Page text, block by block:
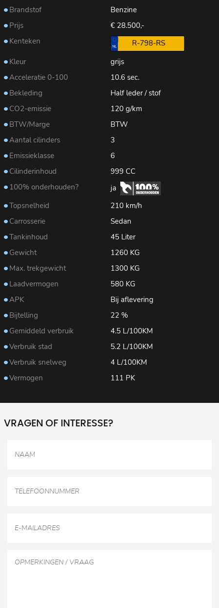
Brandstof
Benzine
Prijs
€ 28.500,-
Kenteken
R-798-RS
Kleur
grijs
Acceleratie 0-100
10.6 sec.
Bekleding
Half leder / stof
CO2-emissie
120 g/km
BTW/Marge
BTW
Aantal cilinders
3
Emissieklasse
6
Cilinderinhoud
999 CC
100% onderhouden?
ja
Topsnelheid
210 km/h
Carrosserie
Sedan
Tankinhoud
45 Liter
Gewicht
1260 KG
Max. trekgewicht
1300 KG
Laadvermogen
580 KG
APK
Bij aflevering
Bijtelling
22 %
Gemiddeld verbruik
4.5 L/100KM
Verbruik stad
5.2 L/100KM
Verbruik snelweg
4 L/100KM
Vermogen
111 PK
VRAGEN OF INTERESSE?